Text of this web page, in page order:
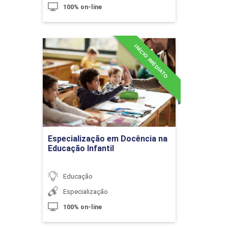
Histórica: Uma Abordagem sobre o
Ontem e o Hoje na Arte de Ensinar
10h
A importância da Didática na
10h
100% on-line
Especialização em Docência na
Educação Infantil
INÍCIO IMEDIATO
Educação
Especialização
100% on-line
Especialização em
Docência na Educação
Infantil
Detalhes do curso